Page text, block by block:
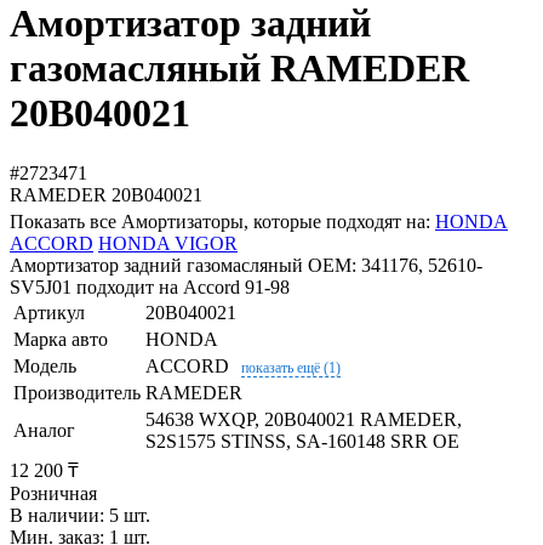
Амортизатор задний
газомасляный RAMEDER
20B040021
#2723471
RAMEDER 20B040021
Показать все Амортизаторы, которые подходят на: HONDA
ACCORD HONDA VIGOR
Амортизатор задний газомасляный OEM: 341176, 52610-
SV5J01 подходит на Accord 91-98
Артикул
20B040021
Марка авто
HONDA
Модель
ACCORD показать ещё (1)
Производитель RAMEDER
Аналог
54638 WXQP, 20B040021 RAMEDER,
S2S1575 STINSS, SA-160148 SRR OE
12 200 ₸
Розничная
В наличии: 5 шт.
Мин. заказ: 1 шт.